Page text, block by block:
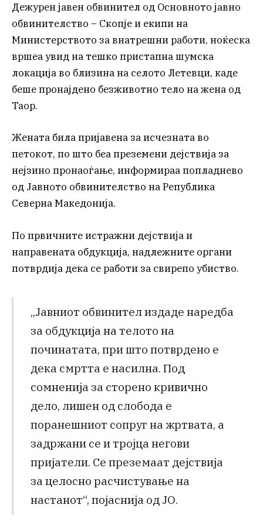
Дежурен јавен обвинител од Основното јавно
обвинителство – Скопје и екипи на
Министерството за внатрешни работи, ноќеска
вршеа увид на тешко пристапна шумска
локација во близина на селото Летевци, каде
беше пронајдено безживотно тело на жена од
Таор.
Жената била пријавена за исчезната во
петокот, по што беа преземени дејствија за
нејзино пронаоѓање, информираа попладнево
од Јавното обвинителство на Република
Северна Македонија.
По првичните истражни дејствија и
направената обдукција, надлежните органи
потврдија дека се работи за свирепо убиство.
„Јавниот обвинител издаде наредба
за обдукција на телото на
починатата, при што потврдено е
дека смртта е насилна. Под
сомненија за сторено кривично
дело, лишен од слобода е
поранешниот сопруг на жртвата, а
задржани се и тројца негови
пријатели. Се преземаат дејствија
за целосно расчистување на
настанот“, појаснија од ЈО.